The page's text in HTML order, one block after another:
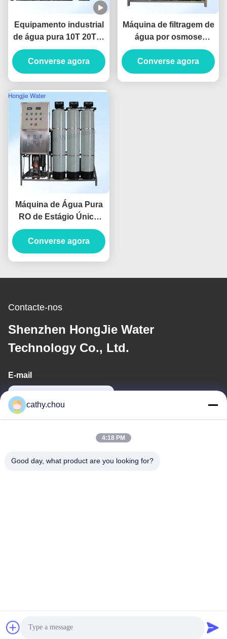
Equipamento industrial
de água pura 10T 20T/H
com sistema de osmose
reversa com membrana
Dow
Converse agora
Máquina de filtragem de
água por osmose
reversa de 2 fases RO
Sistema de água
potável 380V
Converse agora
Máquina de Água Pura
RO de Estágio Único
24T/Dia Sistemas
Comerciais de
Purificação de Água RO
Converse agora
Contacte-nos
Shenzhen HongJie Water
Technology Co., Ltd.
E-mail
© de Copyright -2026 Shenzhen HongJie Water Technology Co.,
Ltd. . Todos os direitos reservados.
cathy.chou
4:18 PM
Good day, what product are you looking for?